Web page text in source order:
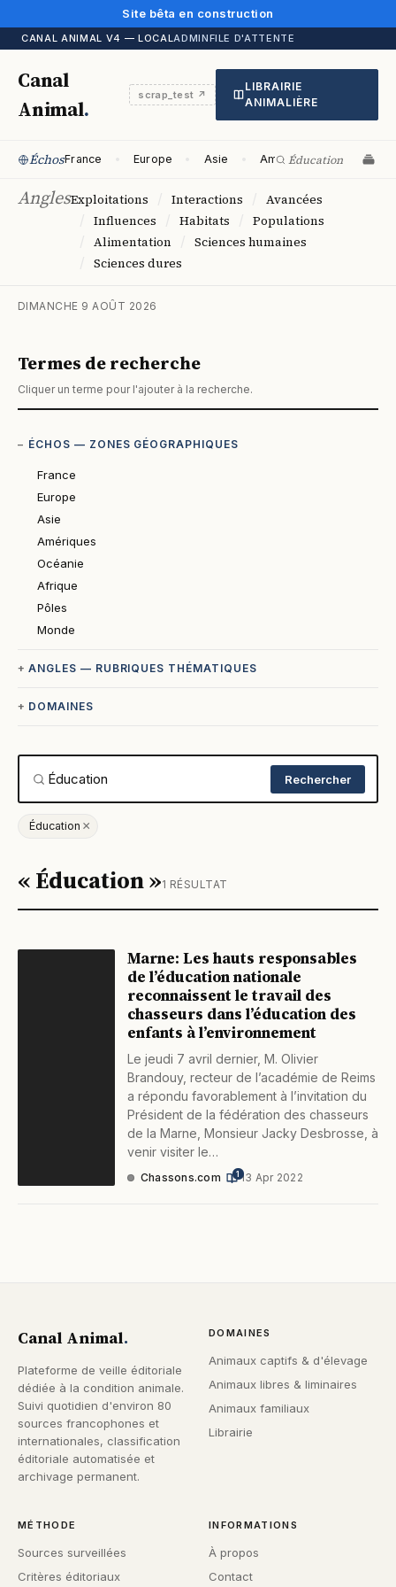
Site bêta en construction
CANAL ANIMAL V4 — LOCALADMINFILE D'ATTENTE
Canal
Animal.
scrap_test ↗
LIBRAIRIE
ANIMALIÈRE
ÉchosFrance Europe Asie Amériques Océanie
AnglesExploitations Interactions Avancées
Influences Habitats Populations
Alimentation Sciences humaines
Sciences dures
DIMANCHE 9 AOÛT 2026
Termes de recherche
Cliquer un terme pour l'ajouter à la recherche.
ÉCHOS — ZONES GÉOGRAPHIQUES
France
Europe
Asie
Amériques
Océanie
Afrique
Pôles
Monde
ANGLES — RUBRIQUES THÉMATIQUES
DOMAINES
Rechercher
Éducation ×
« Éducation »1 RÉSULTAT
Marne: Les hauts responsables
de l’éducation nationale
reconnaissent le travail des
chasseurs dans l’éducation des
enfants à l’environnement
Le jeudi 7 avril dernier, M. Olivier
Brandouy, recteur de l’académie de Reims
a répondu favorablement à l’invitation du
Président de la fédération des chasseurs
de la Marne, Monsieur Jacky Desbrosse, à
venir visiter le…
Chassons.com 1·13 Apr 2022
Canal Animal.
Plateforme de veille éditoriale
dédiée à la condition animale.
Suivi quotidien d'environ 80
sources francophones et
internationales, classification
éditoriale automatisée et
archivage permanent.
DOMAINES
Animaux captifs & d'élevage
Animaux libres & liminaires
Animaux familiaux
Librairie
MÉTHODE
Sources surveillées
Critères éditoriaux
INFORMATIONS
À propos
Contact